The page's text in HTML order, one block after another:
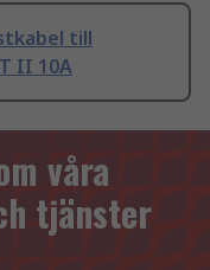
till
II 10A
våra
tjänster